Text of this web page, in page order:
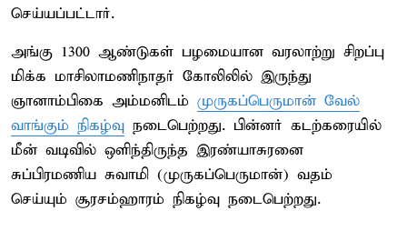
செய்யப்பட்டார்.
அங்கு 1300 ஆண்டுகள் பழமையான வரலாற்று சிறப்பு
மிக்க மாசிலாமணிநாதர் கோலிலில் இருந்து
ஞானாம்பிகை அம்மனிடம் முருகப்பெருமான் வேல்
வாங்கும் நிகழ்வு நடைபெற்றது. பின்னர் கடற்கரையில்
மீன் வடிவில் ஒளிந்திருந்த இரண்யாசுரனை
சுப்பிரமணிய சுவாமி (முருகப்பெருமான்) வதம்
செய்யும் சூரசம்ஹாரம் நிகழ்வு நடைபெற்றது.